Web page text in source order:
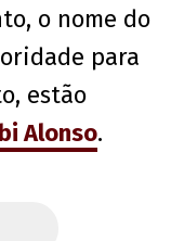
o nome do
para
estão
Alonso.